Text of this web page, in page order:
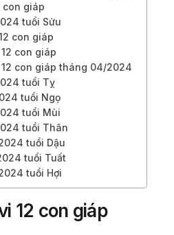
con giáp
tuổi Sửu
con giáp
con giáp
con giáp tháng 04/2024
tuổi Tỵ
tuổi Ngọ
tuổi Mùi
tuổi Thân
tuổi Dậu
tuổi Tuất
tuổi Hợi
12 con giáp